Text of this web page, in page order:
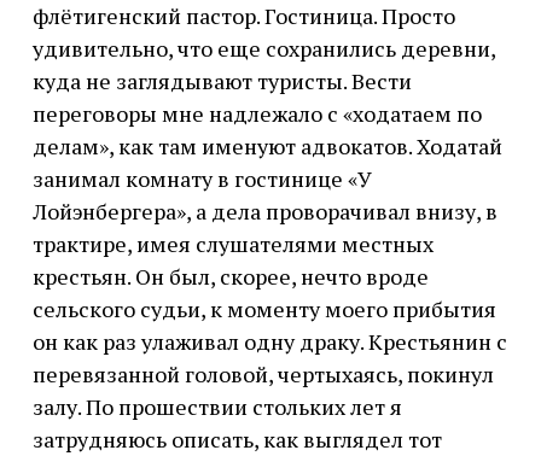
флётигенский пастор. Гостиница. Просто
удивительно, что еще сохранились деревни,
куда не заглядывают туристы. Вести
переговоры мне надлежало с «ходатаем по
делам», как там именуют адвокатов. Ходатай
занимал комнату в гостинице «У
Лойэнбергера», а дела проворачивал внизу, в
трактире, имея слушателями местных
крестьян. Он был, скорее, нечто вроде
сельского судьи, к моменту моего прибытия
он как раз улаживал одну драку. Крестьянин с
перевязанной головой, чертыхаясь, покинул
залу. По прошествии стольких лет я
затрудняюсь описать, как выглядел тот